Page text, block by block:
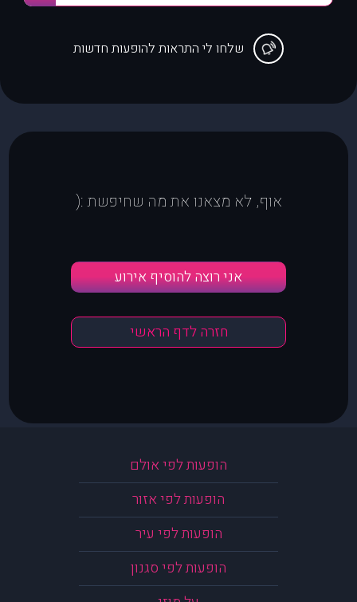
שלחו לי התראות להופעות חדשות
אוף, לא מצאנו את מה שחיפשת :(
אני רוצה להוסיף אירוע
חזרה לדף הראשי
הופעות לפי אולם
הופעות לפי אזור
הופעות לפי עיר
הופעות לפי סגנון